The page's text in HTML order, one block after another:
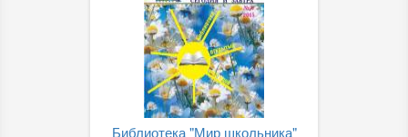
Библиотека "Мир школьника"